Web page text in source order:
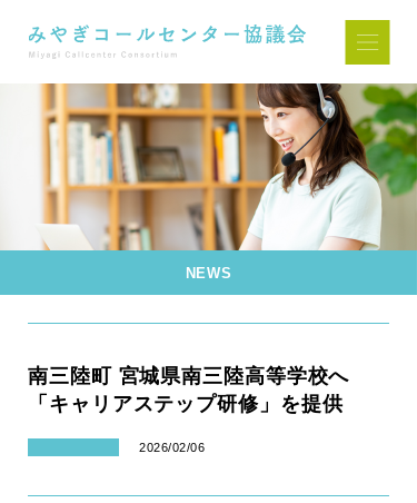
NEWS
南三陸町 宮城県南三陸高等学校へ
「キャリアステップ研修」を提供
2026/02/06